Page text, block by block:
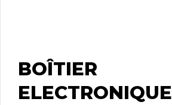
BOÎTIER
ELECTRONIQUE